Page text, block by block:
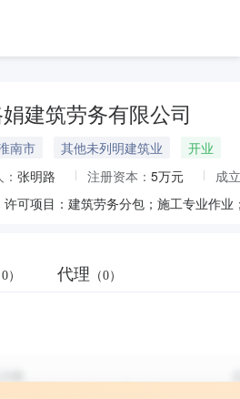
建筑劳务有限公司
南市 其他未列明建筑业
开业
张明路 注册资本： 5万元
成
0） 代理 （0）